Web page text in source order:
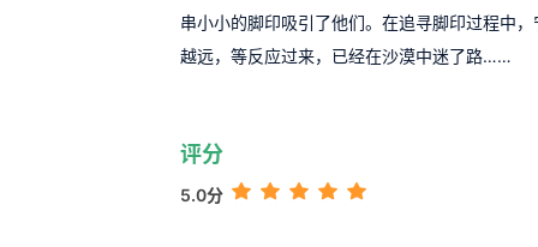
串小小的脚印吸引了他们。在追寻脚印过程中
越远，等反应过来，已经在沙漠中迷了路……
评分
5.0分